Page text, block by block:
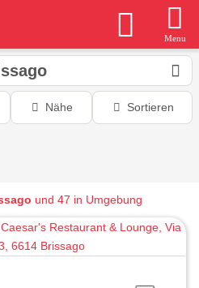
Menu
Nähe Sortieren
und 47 in Umgebung